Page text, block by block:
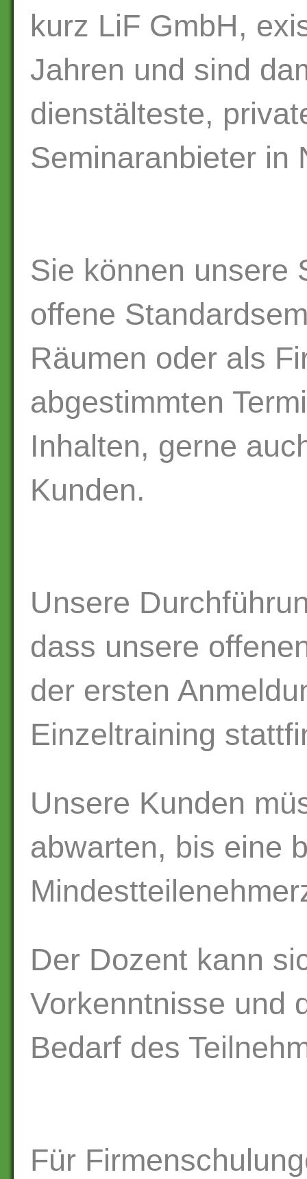
kurz LiF GmbH,
Jahren und sind
dienstälteste,
Seminaranbieter in
Sie können unsere
offene
Räumen oder als
abgestimmten
Inhalten, gerne
Kunden.
Unsere
dass unsere
der ersten
Einzeltraining
Unsere Kunden
abwarten, bis eine
Der Dozent kann
Vorkenntnisse und
Bedarf des
Für